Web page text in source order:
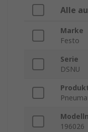
Alle
Marke
Festo
Serie
DSNU
196026